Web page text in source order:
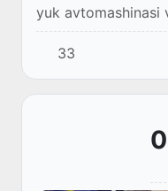
yuk avtomashinasi
raqamidagi
transport hodisasi
33